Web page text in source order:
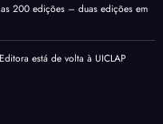
200 edições – duas edições em
está de volta à UICLAP